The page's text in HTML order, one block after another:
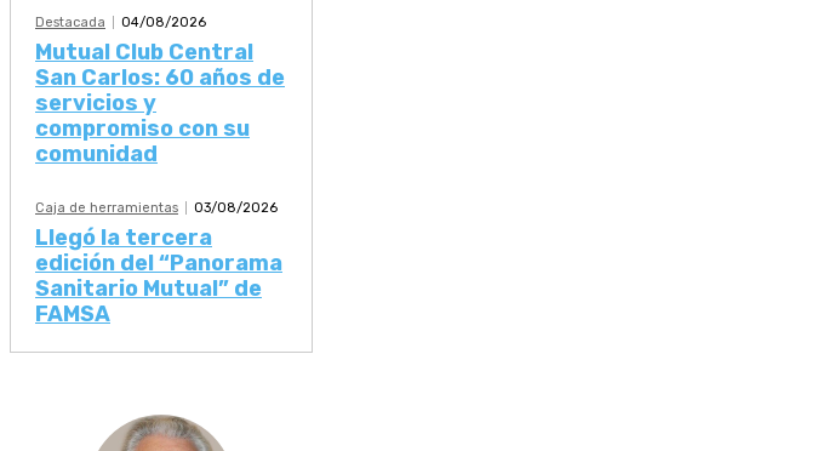
Destacada 04/08/2026
Mutual Club Central
San Carlos: 60 años de
servicios y
compromiso con su
comunidad
Caja de herramientas 03/08/2026
Llegó la tercera
edición del “Panorama
Sanitario Mutual” de
FAMSA